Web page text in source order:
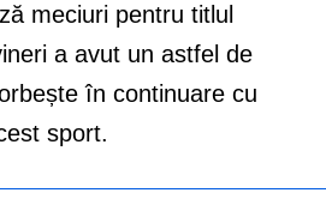
meciuri pentru titlul
a avut un astfel de
în continuare cu
sport.